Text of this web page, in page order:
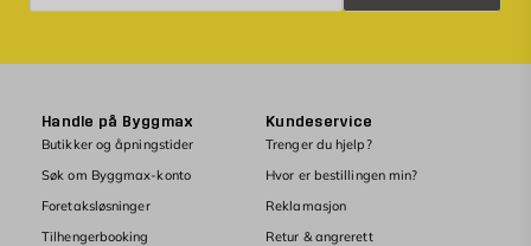
Handle på Byggmax
Butikker og åpningstider
Søk om Byggmax-konto
Foretaksløsninger
Tilhengerbooking
Kundeservice
Trenger du hjelp?
Hvor er bestillingen min?
Reklamasjon
Retur & angrerett